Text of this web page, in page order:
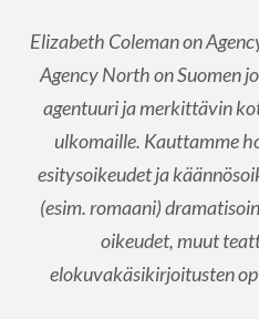
Elizabeth Coleman on
Agency North on Suomen
agentuuri ja merkittävin
ulkomaille. Kauttamme
esitysoikeudet ja
(esim. romaani)
oikeudet, muut
elokuvakäsikirjoitusten